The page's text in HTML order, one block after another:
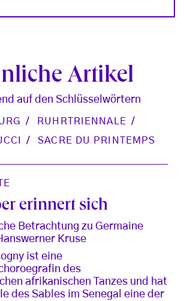
Artikel
auf den Schlüsselwörtern
RUHRTRIENNALE
SACRE DU PRINTEMPS
erinnert sich
Betrachtung zu Germaine
Kruse
ist eine
des
afrikanischen Tanzes und hat
des Sables im Senegal eine der